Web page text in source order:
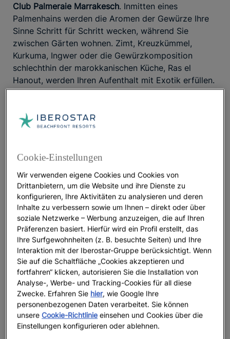
Club Palmeraie Marrakesch. Inmitten eines
Palmenhains werden die Aromen der Gewürze Ihre
Sinne Schritt für Schritt wecken, während Sie
zwischen Gärten wohnen. Zimt, Kreuzkümmel,
Kurkuma, Ingwer oder die Gewürzkomposition
schlechthin der marokkanischen Küche, Ras el
Hanout, werden Ihren Aufenthalt mit Exotik erfüllen.
liegt nur 15 Minuten von der
Shuttleservice, der Sie direkt ins Herz der
Marrakeschsbringt.
Die verborgene Stille der Gärten unter der
Marrakesch ist eine moderne, weltoffene Stadt, die
zugleich weiß, wie wichtig es ist, ihrer
Vergangenheit Respekt zu zollen. In diesem Geist
spielen Rituale eine besondere Rolle. EinHammam-
Besuch, die Zeremonie des marokkanischen Tees
oder ein Spaziergang durch einen der verborgenen
Gärten bringen Sie den lokalen Bräuchen näher,
sowohl innerhalb des Hotels als auch außerhalb.
Unter der Sonne des Atlas entfaltet sich rund um
das Resort derPalmenhain von Marrakesch mit mehr
als 100.000 Palmen, die während der Almoraviden-
Cookie-Einstellungen
Wir verwenden eigene Cookies und Cookies von
Drittanbietern, um die Website und ihre Dienste zu
konfigurieren, Ihre Aktivitäten zu analysieren und deren
Inhalte zu verbessern sowie um Ihnen – direkt oder über
soziale Netzwerke – Werbung anzuzeigen, die auf Ihren
Präferenzen basiert. Hierfür wird ein Profil erstellt, das
Ihre Surfgewohnheiten (z. B. besuchte Seiten) und Ihre
Interaktion mit der Iberostar-Gruppe berücksichtigt. Wenn
Sie auf die Schaltfläche „Cookies akzeptieren und
fortfahren“ klicken, autorisieren Sie die Installation von
Analyse-, Werbe- und Tracking-Cookies für all diese
Zwecke. Erfahren Sie hier, wie Google Ihre
personenbezogenen Daten verarbeitet. Sie können
unsereCookie-Richtlinie einsehen und Cookies über die
Einstellungen konfigurieren oder ablehnen.